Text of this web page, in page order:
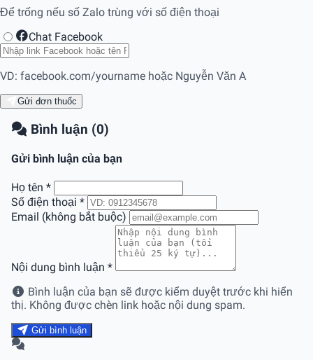
Để trống nếu số Zalo trùng với số điện thoại
Chat Facebook
VD: facebook.com/yourname hoặc Nguyễn Văn A
Gửi đơn thuốc
Bình luận (0)
Gửi bình luận của bạn
Họ tên *
Số điện thoại *
Email (không bắt buộc)
Nội dung bình luận *
Bình luận của bạn sẽ được kiểm duyệt trước khi hiển
thị. Không được chèn link hoặc nội dung spam.
Gửi bình luận